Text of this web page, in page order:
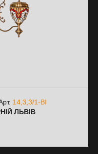
14,3,3/1-BI
ЛЬВІВ